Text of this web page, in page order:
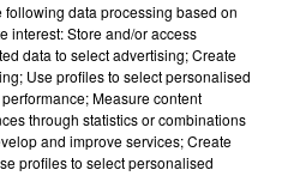
following data processing based on
interest: Store and/or access
data to select advertising; Create
Use profiles to select personalised
Measure content
through statistics or combinations
and improve services; Create
profiles to select personalised